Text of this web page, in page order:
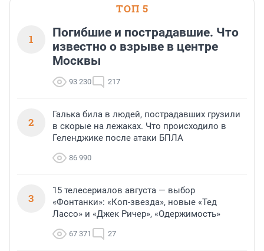
ТОП 5
1
Погибшие и пострадавшие. Что
известно о взрыве в центре
Москвы
93 230 217
2
Галька била в людей, пострадавших грузили
в скорые на лежаках. Что происходило в
Геленджике после атаки БПЛА
86 990
3
15 телесериалов августа — выбор
«Фонтанки»: «Коп-звезда», новые «Тед
Лассо» и «Джек Ричер», «Одержимость»
67 371 27